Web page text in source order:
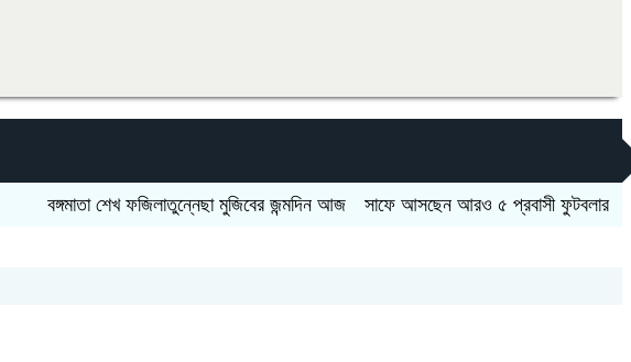
বঙ্গমাতা শেখ ফজিলাতুন্নেছা মুজিবের জন্মদিন আজ সাফে আসছেন আরও ৫ প্রবাসী ফুটবলার কর্মীর